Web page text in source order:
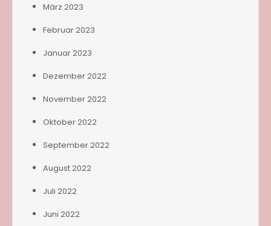
März 2023
Februar 2023
Januar 2023
Dezember 2022
November 2022
Oktober 2022
September 2022
August 2022
Juli 2022
Juni 2022